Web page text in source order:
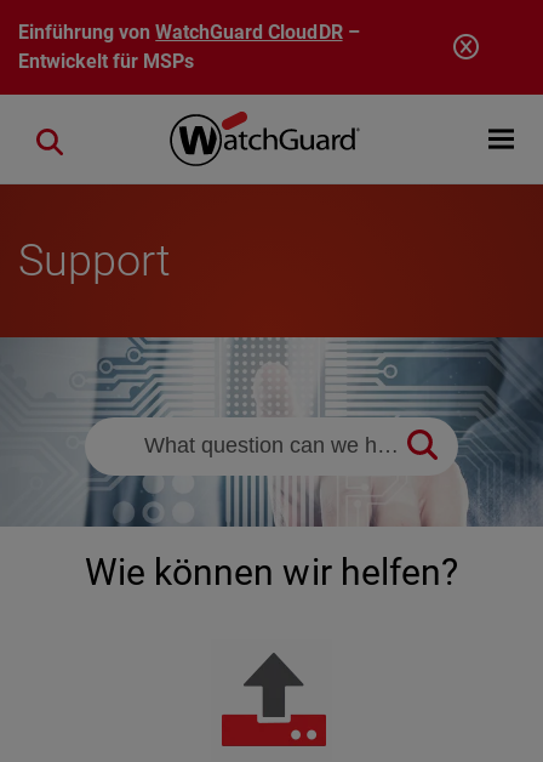
Direkt zum Inhalt
Einführung vonWatchGuard CloudDR–
Entwickelt für MSPs
Open
Close search
Support
Wie können wir helfen?